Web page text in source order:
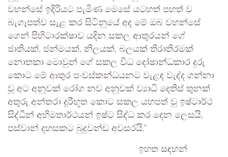
වහන්සේ ඉදිරියට පැමිණ මෙසේ යටහත් පහත් ව
බැගෑපත්ව සැළ කර සිටිනුයේ අද මේ ඔබ වහන්සේ
ගෙන් පිහිටාරක්ෂාව යදින සකල ආතුරයන් ගේ
ජාතියක්, ජන්මයක්, නිලයක්, බලයක් තිරාතිරමක්
නොතකා මොවුන් ගේ සකල විධ දෝෂාන්ධකාර දුරු
කොට මේ ආතුර පංචස්කන්ධයනට වැළඳ වැද්ද ගන්නා
වූ අට අනූවක් රෝග නව අනූවක් ව්‍යාධි දෙතිස් තුනක්
අතුරු අන්තරා දූරීභූත කොට සකල යහපත් වූ ඉෂ්ටාර්ථ
සිද්ධීන් අභිමතාර්ථයන් ඉෂ්ට සිද්ධ කර දෙන ලෙසයි,
පස්වාන් දහසකට බුදුවන්ඩ අවසරයි.”
ඉහත සඳහන්